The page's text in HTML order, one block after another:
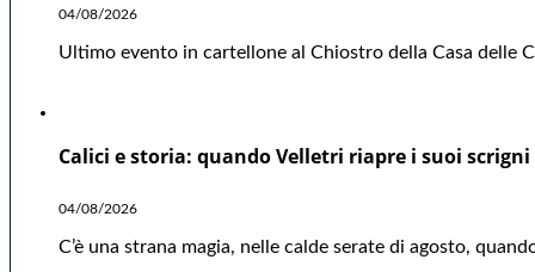
04/08/2026
Ultimo evento in cartellone al Chiostro della Casa delle
Calici e storia: quando Velletri riapre i suoi scrigni
04/08/2026
C’è una strana magia, nelle calde serate di agosto,